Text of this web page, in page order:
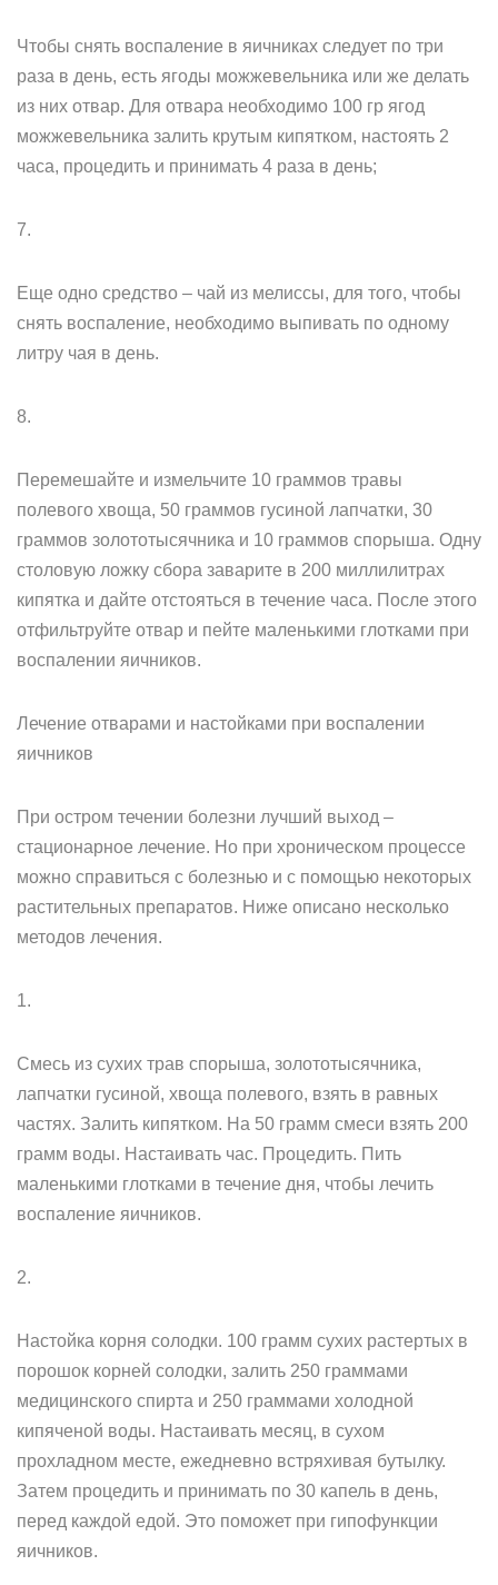
Чтобы снять воспаление в яичниках следует по три
раза в день, есть ягоды можжевельника или же делать
из них отвар. Для отвара необходимо 100 гр ягод
можжевельника залить крутым кипятком, настоять 2
часа, процедить и принимать 4 раза в день;
7.
Еще одно средство – чай из мелиссы, для того, чтобы
снять воспаление, необходимо выпивать по одному
литру чая в день.
8.
Перемешайте и измельчите 10 граммов травы
полевого хвоща, 50 граммов гусиной лапчатки, 30
граммов золототысячника и 10 граммов спорыша. Одну
столовую ложку сбора заварите в 200 миллилитрах
кипятка и дайте отстояться в течение часа. После этого
отфильтруйте отвар и пейте маленькими глотками при
воспалении яичников.
Лечение отварами и настойками при воспалении
яичников
При остром течении болезни лучший выход –
стационарное лечение. Но при хроническом процессе
можно справиться с болезнью и с помощью некоторых
растительных препаратов. Ниже описано несколько
методов лечения.
1.
Смесь из сухих трав спорыша, золототысячника,
лапчатки гусиной, хвоща полевого, взять в равных
частях. Залить кипятком. На 50 грамм смеси взять 200
грамм воды. Настаивать час. Процедить. Пить
маленькими глотками в течение дня, чтобы лечить
воспаление яичников.
2.
Настойка корня солодки. 100 грамм сухих растертых в
порошок корней солодки, залить 250 граммами
медицинского спирта и 250 граммами холодной
кипяченой воды. Настаивать месяц, в сухом
прохладном месте, ежедневно встряхивая бутылку.
Затем процедить и принимать по 30 капель в день,
перед каждой едой. Это поможет при гипофункции
яичников.